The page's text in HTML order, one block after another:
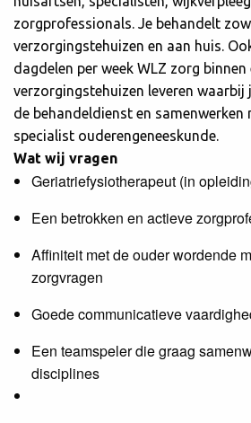
zorgprofessionals. Je behandelt
verzorgingstehuizen en aan huis.
dagdelen per week WLZ zorg binnen
verzorgingstehuizen leveren waarbij
de behandeldienst en samenwerken
specialist ouderengeneeskunde.
Wat wij vragen
Geriatriefysiotherapeut (in
Een betrokken en actieve
Affiniteit met de ouder wordende
zorgvragen
Goede communicatieve
Een teamspeler die graag
disciplines